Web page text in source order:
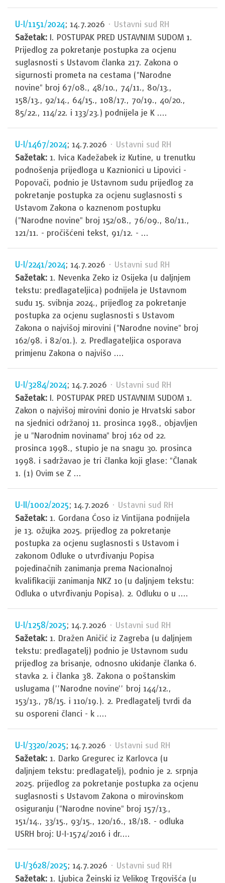
U-I/1151/2024; 14.7.2026 · Ustavni sud RH
Sažetak: I. POSTUPAK PRED USTAVNIM SUDOM 1.
Prijedlog za pokretanje postupka za ocjenu
suglasnosti s Ustavom članka 217. Zakona o
sigurnosti prometa na cestama ("Narodne
novine" broj 67/08., 48/10., 74/11., 80/13.,
158/13., 92/14., 64/15., 108/17., 70/19., 40/20.,
85/22., 114/22. i 133/23.) podnijela je K ....
U-I/1467/2024; 14.7.2026 · Ustavni sud RH
Sažetak: 1. Ivica Kadežabek iz Kutine, u trenutku
podnošenja prijedloga u Kaznionici u Lipovici -
Popovači, podnio je Ustavnom sudu prijedlog za
pokretanje postupka za ocjenu suglasnosti s
Ustavom Zakona o kaznenom postupku
("Narodne novine" broj 152/08., 76/09., 80/11.,
121/11. - pročišćeni tekst, 91/12. - ...
U-I/2241/2024; 14.7.2026 · Ustavni sud RH
Sažetak: 1. Nevenka Zeko iz Osijeka (u daljnjem
tekstu: predlagateljica) podnijela je Ustavnom
sudu 15. svibnja 2024., prijedlog za pokretanje
postupka za ocjenu suglasnosti s Ustavom
Zakona o najvišoj mirovini ("Narodne novine" broj
162/98. i 82/01.). 2. Predlagateljica osporava
primjenu Zakona o najvišo ....
U-I/3284/2024; 14.7.2026 · Ustavni sud RH
Sažetak: I. POSTUPAK PRED USTAVNIM SUDOM 1.
Zakon o najvišoj mirovini donio je Hrvatski sabor
na sjednici održanoj 11. prosinca 1998., objavljen
je u "Narodnim novinama" broj 162 od 22.
prosinca 1998., stupio je na snagu 30. prosinca
1998. i sadržavao je tri članka koji glase: "Članak
1. (1) Ovim se Z ...
U-II/1002/2025; 14.7.2026 · Ustavni sud RH
Sažetak: 1. Gordana Ćoso iz Vintijana podnijela
je 13. ožujka 2025. prijedlog za pokretanje
postupka za ocjenu suglasnosti s Ustavom i
zakonom Odluke o utvrđivanju Popisa
pojedinačnih zanimanja prema Nacionalnoj
kvalifikaciji zanimanja NKZ 10 (u daljnjem tekstu:
Odluka o utvrđivanju Popisa). 2. Odluku o u ....
U-I/1258/2025; 14.7.2026 · Ustavni sud RH
Sažetak: 1. Dražen Aničić iz Zagreba (u daljnjem
tekstu: predlagatelj) podnio je Ustavnom sudu
prijedlog za brisanje, odnosno ukidanje članka 6.
stavka 2. i članka 38. Zakona o poštanskim
uslugama (''Narodne novine'' broj 144/12.,
153/13., 78/15. i 110/19.). 2. Predlagatelj tvrdi da
su osporeni članci - k ....
U-I/3320/2025; 14.7.2026 · Ustavni sud RH
Sažetak: 1. Darko Gregurec iz Karlovca (u
daljnjem tekstu: predlagatelj), podnio je 2. srpnja
2025. prijedlog za pokretanje postupka za ocjenu
suglasnosti s Ustavom Zakona o mirovinskom
osiguranju ("Narodne novine" broj 157/13.,
151/14., 33/15., 93/15., 120/16., 18/18. - odluka
USRH broj: U-I-1574/2016 i dr....
U-I/3628/2025; 14.7.2026 · Ustavni sud RH
Sažetak: 1. Ljubica Žeinski iz Velikog Trgovišća (u